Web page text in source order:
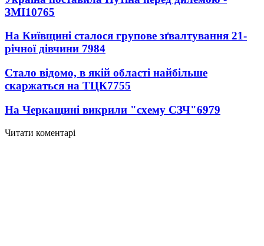
ЗМІ10765
На Київщині сталося групове зґвалтування 21-
річної дівчини 7984
Стало відомо, в якій області найбільше
скаржаться на ТЦК7755
На Черкащині викрили "схему СЗЧ"6979
Читати коментарі